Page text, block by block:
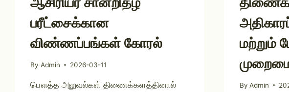
பரீட்சைக்கான
விண்ணப்பங்கள் கோரல்
By Admin 2026-03-11
பௌத்த அலுவல்கள் திணைக்களத்தினால்
மற்றும்
By Admin